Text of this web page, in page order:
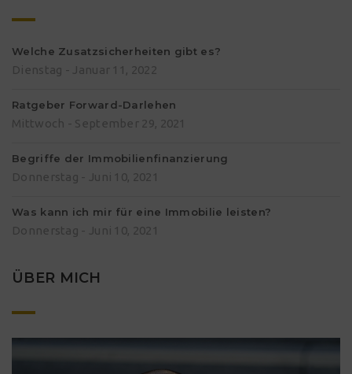
Welche Zusatzsicherheiten gibt es?
Dienstag - Januar 11, 2022
Ratgeber Forward-Darlehen
Mittwoch - September 29, 2021
Begriffe der Immobilienfinanzierung
Donnerstag - Juni 10, 2021
Was kann ich mir für eine Immobilie leisten?
Donnerstag - Juni 10, 2021
ÜBER MICH